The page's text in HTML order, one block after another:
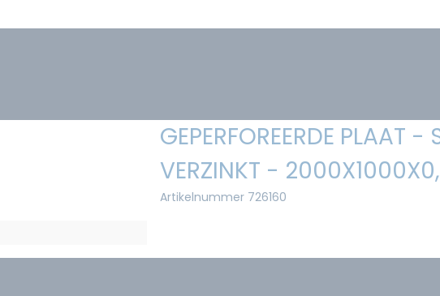
GEPERFOREERDE PLAAT -
VERZINKT -
Artikelnummer 726160